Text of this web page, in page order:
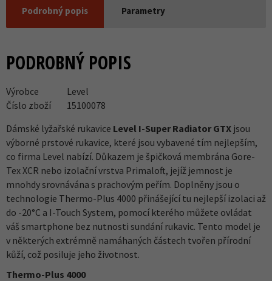
Podrobný popis Parametry
PODROBNÝ POPIS
Výrobce
Level
Číslo zboží
15100078
Dámské lyžařské rukavice Level I-Super Radiator GTX jsou
výborné prstové rukavice, které jsou vybavené tím nejlepším,
co firma Level nabízí. Důkazem je špičková membrána Gore-
Tex XCR nebo izolační vrstva Primaloft, jejíž jemnost je
mnohdy srovnávána s prachovým peřím. Doplněny jsou o
technologie Thermo-Plus 4000 přinášející tu nejlepší izolaci až
do -20°C a I-Touch System, pomocí kterého můžete ovládat
váš smartphone bez nutnosti sundání rukavic. Tento model je
v některých extrémně namáhaných částech tvořen přírodní
kůží, což posiluje jeho životnost.
Thermo-Plus 4000